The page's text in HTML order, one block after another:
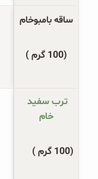
ساقه بامبوخام
(100 گرم )
خام
(100 گرم )